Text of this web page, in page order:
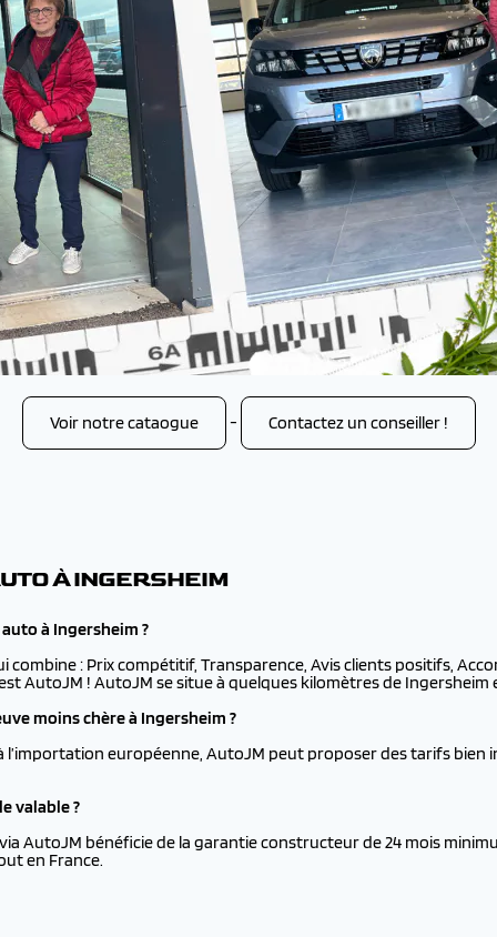
Voir notre cataogue - Contactez un conseiller !
À INGERSHEIM
à Ingersheim ?
combine : Prix compétitif, Transparence, Avis clients positifs,
AutoJM ! AutoJM se situe à quelques kilomètres de Ingersheim
moins chère à Ingersheim ?
l’importation européenne, AutoJM peut proposer des tarifs bien
valable ?
AutoJM bénéficie de la garantie constructeur de 24 mois
en France.